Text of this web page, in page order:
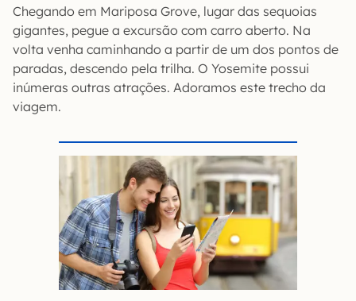
Chegando em Mariposa Grove, lugar das sequoias
gigantes, pegue a excursão com carro aberto. Na
volta venha caminhando a partir de um dos pontos de
paradas, descendo pela trilha. O Yosemite possui
inúmeras outras atrações. Adoramos este trecho da
viagem.